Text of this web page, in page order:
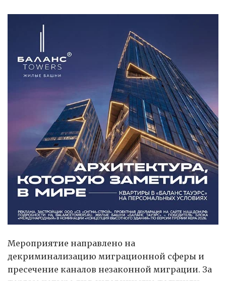
Мероприятие направлено на
декриминализацию миграционной сферы и
пресечение каналов незаконной миграции. За